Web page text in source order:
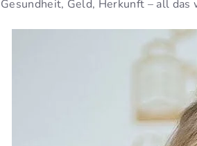
Gesundheit, Geld, Herkunft – all